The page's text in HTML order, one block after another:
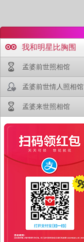
我和明星比胸围
孟婆前世照相馆
孟婆前世情人照相馆
孟婆来世照相馆